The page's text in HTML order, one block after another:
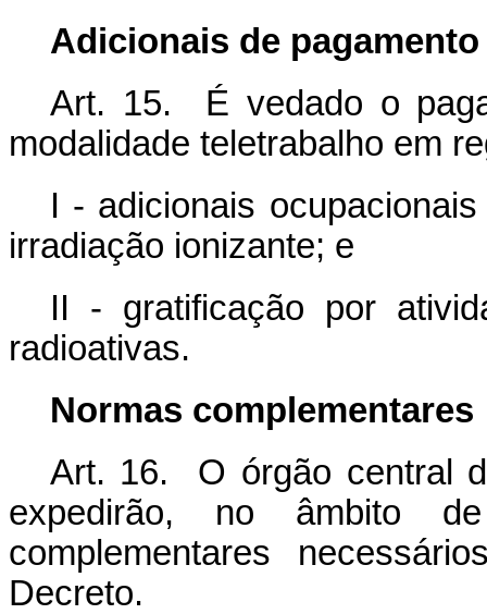
Adicionais de
Art. 15. É vedado o
modalidade teletrabalho em
I - adicionais
irradiação ionizante; e
II - gratificação por
radioativas.
Normas complementares
Art. 16. O órgão central
expedirão, no âmbito
complementares
Decreto.